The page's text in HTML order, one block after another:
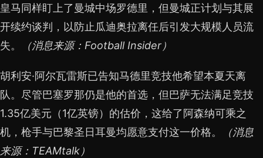
皇马同样盯上了曼城中场罗德里，但曼城正计划与其展
开续约谈判，以防止瓜迪奥拉离任后引发大规模人员流
失。
（消息来源：Football Insider）
胡利安·阿尔瓦雷斯已告知马德里竞技他希望本夏天离
队。尽管巴塞罗那仍是他的首选，但巴萨无法满足竞技
1.35亿美元（1亿英镑）的估价，这给了阿森纳可乘之
机，枪手与巴黎圣日耳曼均愿意支付这一价格。
（消息
来源：TEAMtalk）